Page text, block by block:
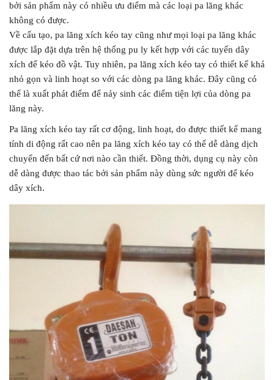
bởi sản phẩm này có nhiều ưu điểm mà các loại pa lăng khác
không có được.
Về cấu tạo, pa lăng xích kéo tay cũng như mọi loại pa lăng khác
được lắp đặt dựa trên hệ thống pu ly kết hợp với các tuyến dây
xích để kéo đồ vật. Tuy nhiên, pa lăng xích kéo tay có thiết kế khá
nhỏ gọn và linh hoạt so với các dòng pa lăng khác. Đây cũng có
thể là xuất phát điểm để nảy sinh các điểm tiện lợi của dòng pa
lăng này.
Pa lăng xích kéo tay rất cơ động, linh hoạt, do được thiết kế mang
tính di động rất cao nên pa lăng xích kéo tay có thể dễ dàng dịch
chuyển đến bất cứ nơi nào cần thiết. Đồng thời, dụng cụ này còn
dễ dàng được thao tác bởi sản phẩm này dùng sức người để kéo
dây xích.